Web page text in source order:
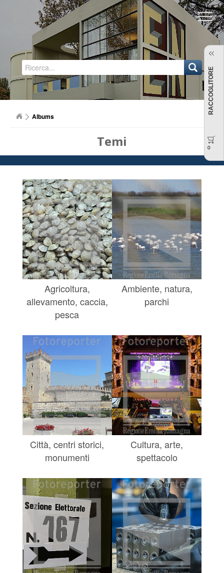
Regione Emilia-Romagna
Albums
Temi
Agricoltura,
allevamento, caccia,
pesca
Ambiente, natura,
parchi
Città, centri storici,
monumenti
Cultura, arte,
spettacolo
RACCOGLITORE
0